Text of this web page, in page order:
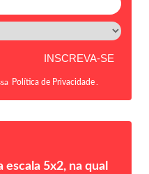
Política de Privacidade
5x2, na qual